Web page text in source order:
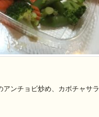
ンチョビ炒め、カボチャサラ